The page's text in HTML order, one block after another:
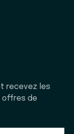
recevez les
offres de